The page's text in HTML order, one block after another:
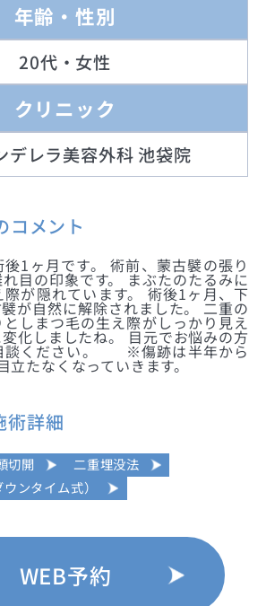
年齢・性別
20代・女性
クリニック
デレラ美容外科 池袋院
コメント
1ヶ月です。 術前、蒙古襞の張り
目の印象です。 まぶたのたるみに
が隠れています。 術後1ヶ月、下
が自然に解除されました。 二重の
しまつ毛の生え際がしっかり見え
化しましたね。 目元でお悩みの方
談ください。 ※傷跡は半年から
立たなくなっていきます。
術詳細
切開
二重埋没法
ンタイム式）
WEB予約